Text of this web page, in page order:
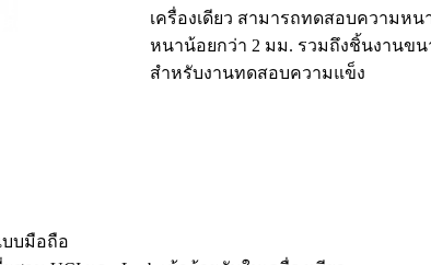
เครื่องเดียว สามารถทดสอบความห
หนาน้อยกว่า 2 มม. รวมถึงชิ้นงานข
สำหรับงานทดสอบความแข็ง
บบมือถือ